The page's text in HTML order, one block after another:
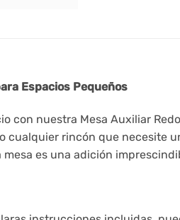
Espacios Pequeños
nuestra Mesa Auxiliar
cualquier rincón que necesite
es una adición